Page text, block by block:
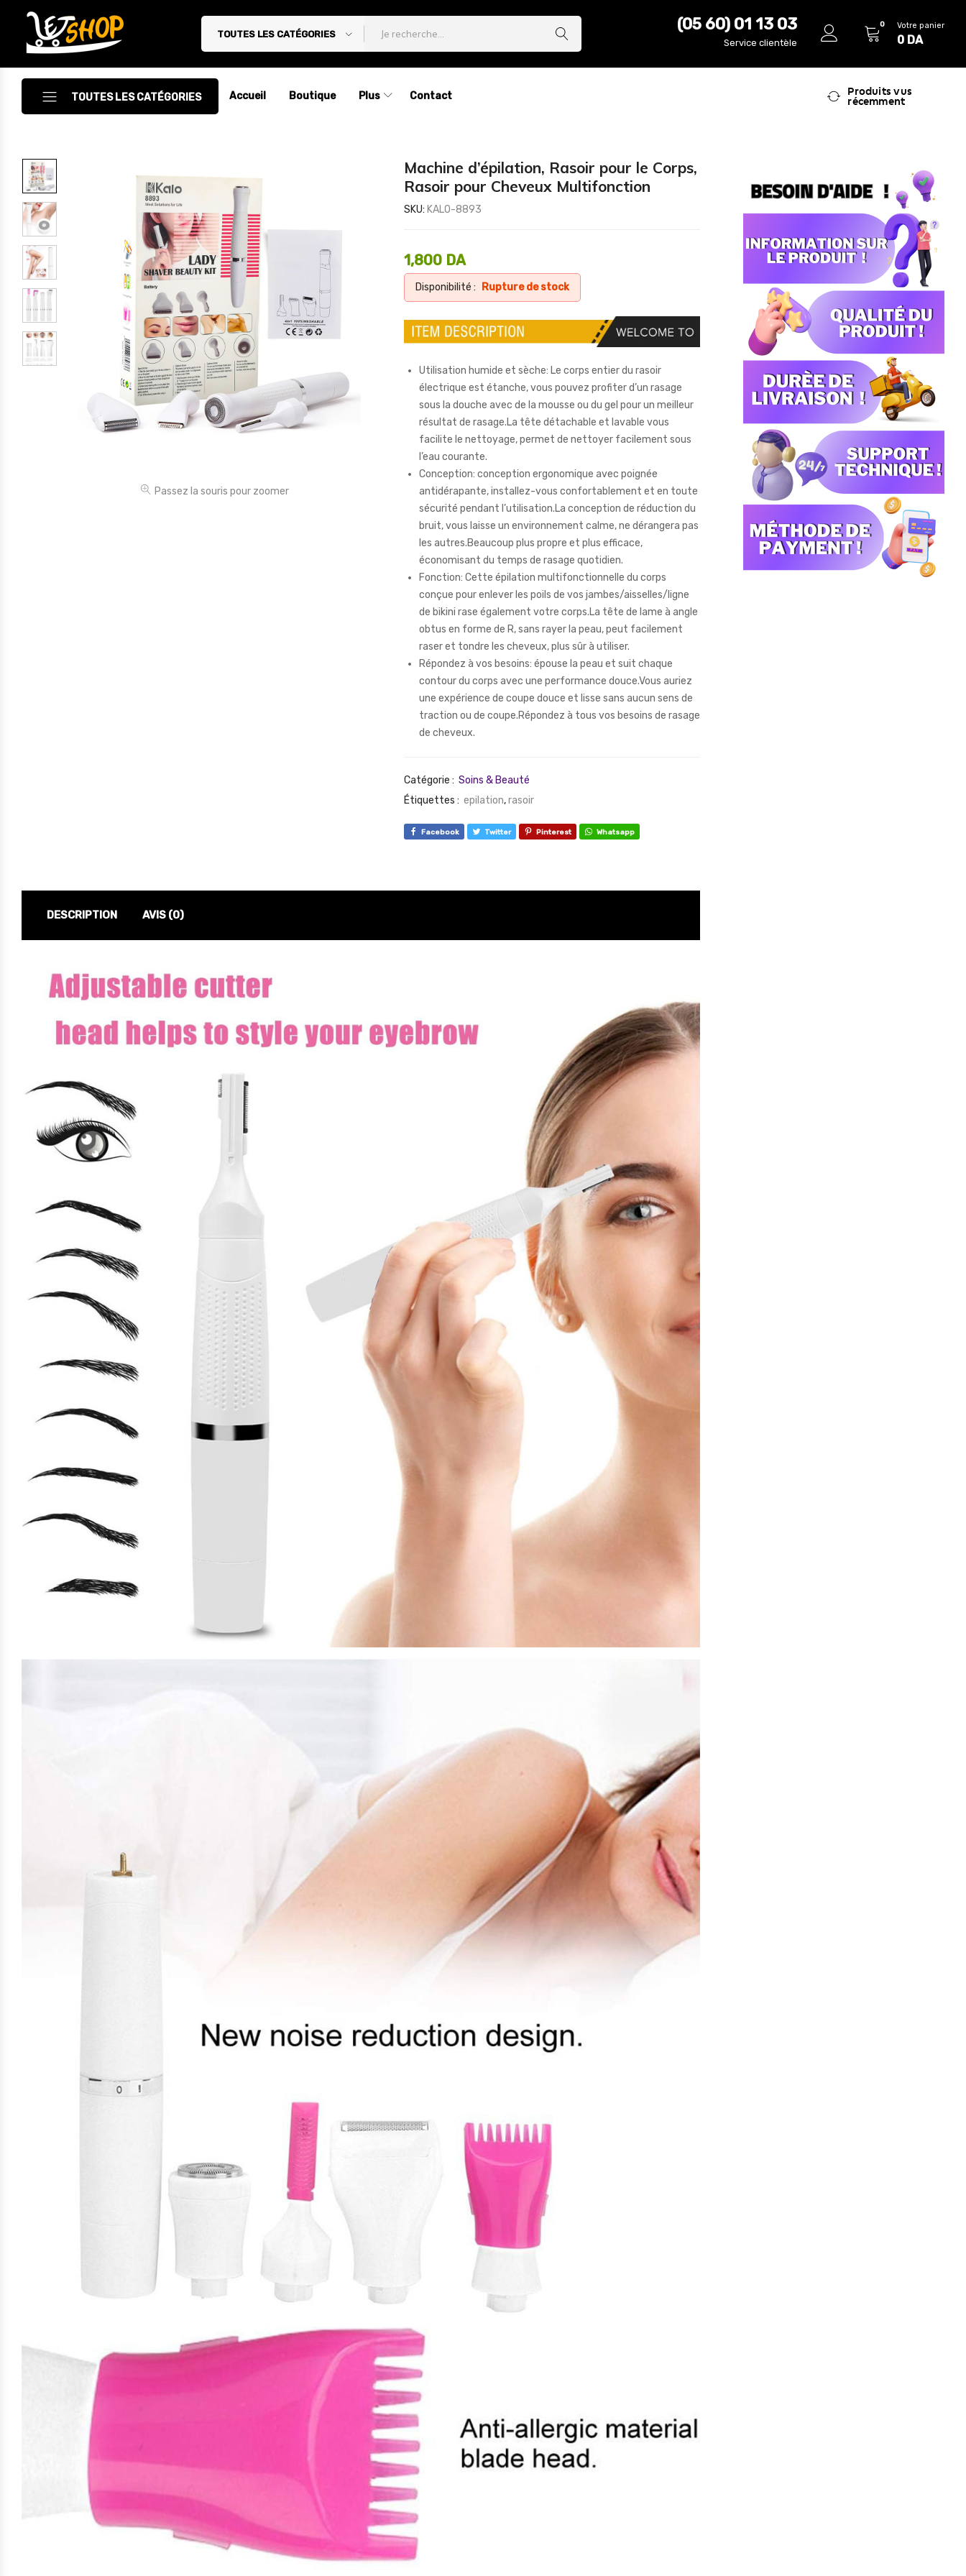
Letshop.dz
TOUTES LES CATÉGORIES
(05 60) 01 13 03
Service clientèle
0 Votre panier
0 DA
TOUTES LES CATÉGORIES
Accessoires
Accessoires Auto/Moto
Accessoires PC
Camping & Randonnée
Cuisine
Décoration
Electroménager
Électronique
Jouets
Maternité
Accueil Boutique Plus Contact
Produits vus
récemment
Passez la souris pour zoomer
Machine d’épilation, Rasoir pour le Corps,
Rasoir pour Cheveux Multifonction
SKU: KALO-8893
1,800 DA
Disponibilité : Rupture de stock
Utilisation humide et sèche: Le corps entier du rasoir
électrique est étanche, vous pouvez profiter d’un rasage
sous la douche avec de la mousse ou du gel pour un meilleur
résultat de rasage.La tête détachable et lavable vous
facilite le nettoyage, permet de nettoyer facilement sous
l’eau courante.
Conception: conception ergonomique avec poignée
antidérapante, installez-vous confortablement et en toute
sécurité pendant l’utilisation.La conception de réduction du
bruit, vous laisse un environnement calme, ne dérangera pas
les autres.Beaucoup plus propre et plus efficace,
économisant du temps de rasage quotidien.
Fonction: Cette épilation multifonctionnelle du corps
conçue pour enlever les poils de vos jambes/aisselles/ligne
de bikini rase également votre corps.La tête de lame à angle
obtus en forme de R, sans rayer la peau, peut facilement
raser et tondre les cheveux, plus sûr à utiliser.
Répondez à vos besoins: épouse la peau et suit chaque
contour du corps avec une performance douce.Vous auriez
une expérience de coupe douce et lisse sans aucun sens de
traction ou de coupe.Répondez à tous vos besoins de rasage
de cheveux.
Catégorie : Soins & Beauté
Étiquettes : epilation,rasoir
Facebook Twitter Pinterest Whatsapp
DESCRIPTION AVIS (0)